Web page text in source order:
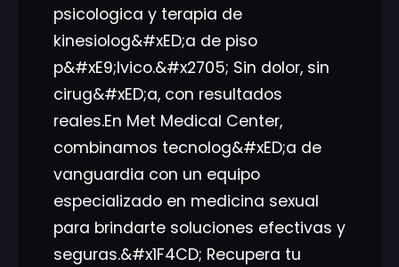
psicologica y terapia de
kinesiolog&#xED;a de piso
p&#xE9;lvico.&#x2705; Sin dolor, sin
cirug&#xED;a, con resultados
reales.En Met Medical Center,
combinamos tecnolog&#xED;a de
vanguardia con un equipo
especializado en medicina sexual
para brindarte soluciones efectivas y
seguras.&#x1F4CD; Recupera tu